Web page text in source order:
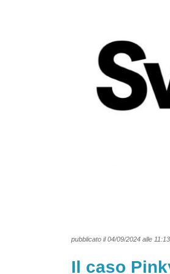
pubblicato il 04/09/2024 alle 11:13
Il caso